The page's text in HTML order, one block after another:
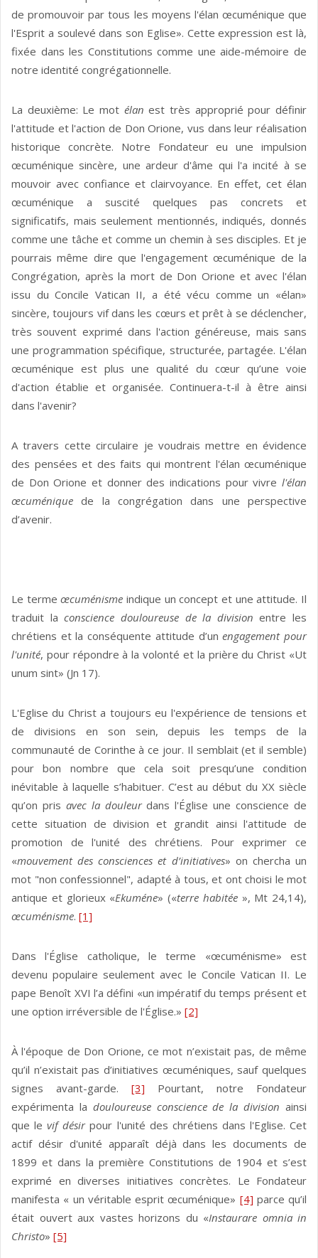
de promouvoir par tous les moyens l'élan œcuménique que
l'Esprit a soulevé dans son Eglise». Cette expression est là,
fixée dans les Constitutions comme une aide-mémoire de
notre identité congrégationnelle.
La deuxième: Le mot élan est très approprié pour définir
l'attitude et l'action de Don Orione, vus dans leur réalisation
historique concrète. Notre Fondateur eu une impulsion
œcuménique sincère, une ardeur d'âme qui l'a incité à se
mouvoir avec confiance et clairvoyance. En effet, cet élan
œcuménique a suscité quelques pas concrets et
significatifs, mais seulement mentionnés, indiqués, donnés
comme une tâche et comme un chemin à ses disciples. Et je
pourrais même dire que l'engagement œcuménique de la
Congrégation, après la mort de Don Orione et avec l'élan
issu du Concile Vatican II, a été vécu comme un «élan»
sincère, toujours vif dans les cœurs et prêt à se déclencher,
très souvent exprimé dans l'action généreuse, mais sans
une programmation spécifique, structurée, partagée. L'élan
œcuménique est plus une qualité du cœur qu’une voie
d'action établie et organisée. Continuera-t-il à être ainsi
dans l'avenir?
A travers cette circulaire je voudrais mettre en évidence
des pensées et des faits qui montrent l'élan œcuménique
de Don Orione et donner des indications pour vivre l'élan
œcuménique de la congrégation dans une perspective
d’avenir.
Le termeœcuménisme indique un concept et une attitude. Il
traduit laconscience douloureuse de la division entre les
chrétiens et la conséquente attitude d’unengagement pour
l'unité, pour répondre à la volonté et la prière du Christ «Ut
unum sint» (Jn 17).
L'Eglise du Christ a toujours eu l'expérience de tensions et
de divisions en son sein, depuis les temps de la
communauté de Corinthe à ce jour. Il semblait (et il semble)
pour bon nombre que cela soit presqu’une condition
inévitable à laquelle s’habituer. C’est au début du XX siècle
qu’on pris avec la douleurdans l'Église une conscience de
cette situation de division et grandit ainsi l'attitude de
promotion de l'unité des chrétiens. Pour exprimer ce
«mouvement des consciences et d’initiatives» on chercha un
mot "non confessionnel", adapté à tous, et ont choisi le mot
antique et glorieux «Ekuméne» («terre habitée», Mt 24,14),
œcuménisme. [1]
Dans l'Église catholique, le terme «œcuménisme» est
devenu populaire seulement avec le Concile Vatican II. Le
pape Benoît XVI l’a défini «un impératif du temps présent et
une option irréversible de l'Église.» [2]
À l'époque de Don Orione, ce mot n’existait pas, de même
qu’il n’existait pas d’initiatives œcuméniques, sauf quelques
signes avant-garde. [3] Pourtant, notre Fondateur
expérimenta la douloureuse conscience de la division ainsi
que levif désirpour l'unité des chrétiens dans l'Eglise. Cet
actif désir d'unité apparaît déjà dans les documents de
1899 et dans la première Constitutions de 1904 et s’est
exprimé en diverses initiatives concrètes. Le Fondateur
manifesta « un véritable esprit œcuménique» [4] parce qu’il
était ouvert aux vastes horizons du «Instaurare omnia in
Christo» [5]